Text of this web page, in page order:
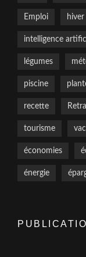
Emploi hiver
intelligence
légumes
piscine
recette
tourisme
économies
énergie